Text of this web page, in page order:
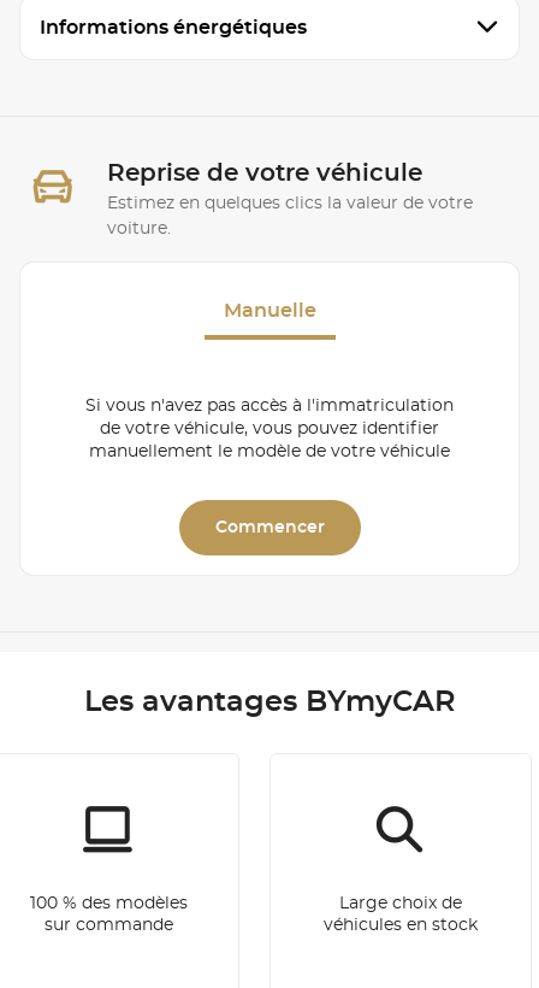
Informations énergétiques
Reprise de votre véhicule
Estimez en quelques clics la valeur de votre
voiture.
Manuelle
Si vous n'avez pas accès à l'immatriculation
de votre véhicule, vous pouvez identifier
manuellement le modèle de votre véhicule
Commencer
Les avantages BYmyCAR
100 % des modèles
sur commande
Large choix de
véhicules en stock